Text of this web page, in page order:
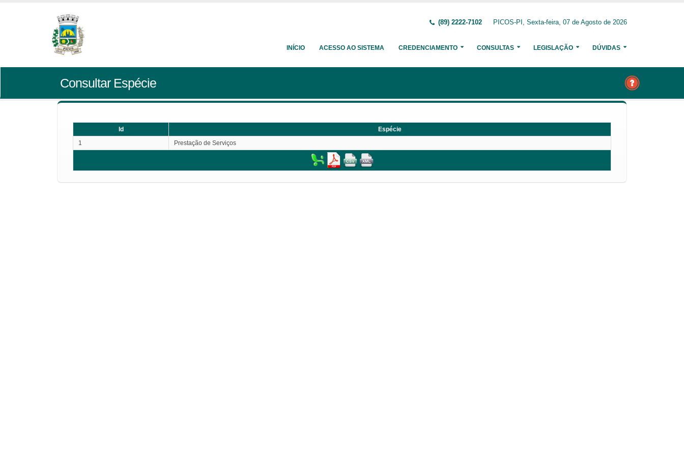
(89) 2222-7102 PICOS-PI, Sexta-feira, 07 de Agosto de 2026
INÍCIO ACESSO AO SISTEMA CREDENCIAMENTO CONSULTAS LEGISLAÇÃO DÚVIDAS
Consultar Espécie
Id
Espécie
1
Prestação de Serviços